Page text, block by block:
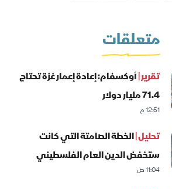
متعلقات
تقرير |أوكسفام: إعادة إعمار غزة تحتاج
71.4 مليار دولار
12:51 م
تحليل |الخطة الصامتة التي كانت
ستخفض الدين العام الفلسطيني
11:04 ص